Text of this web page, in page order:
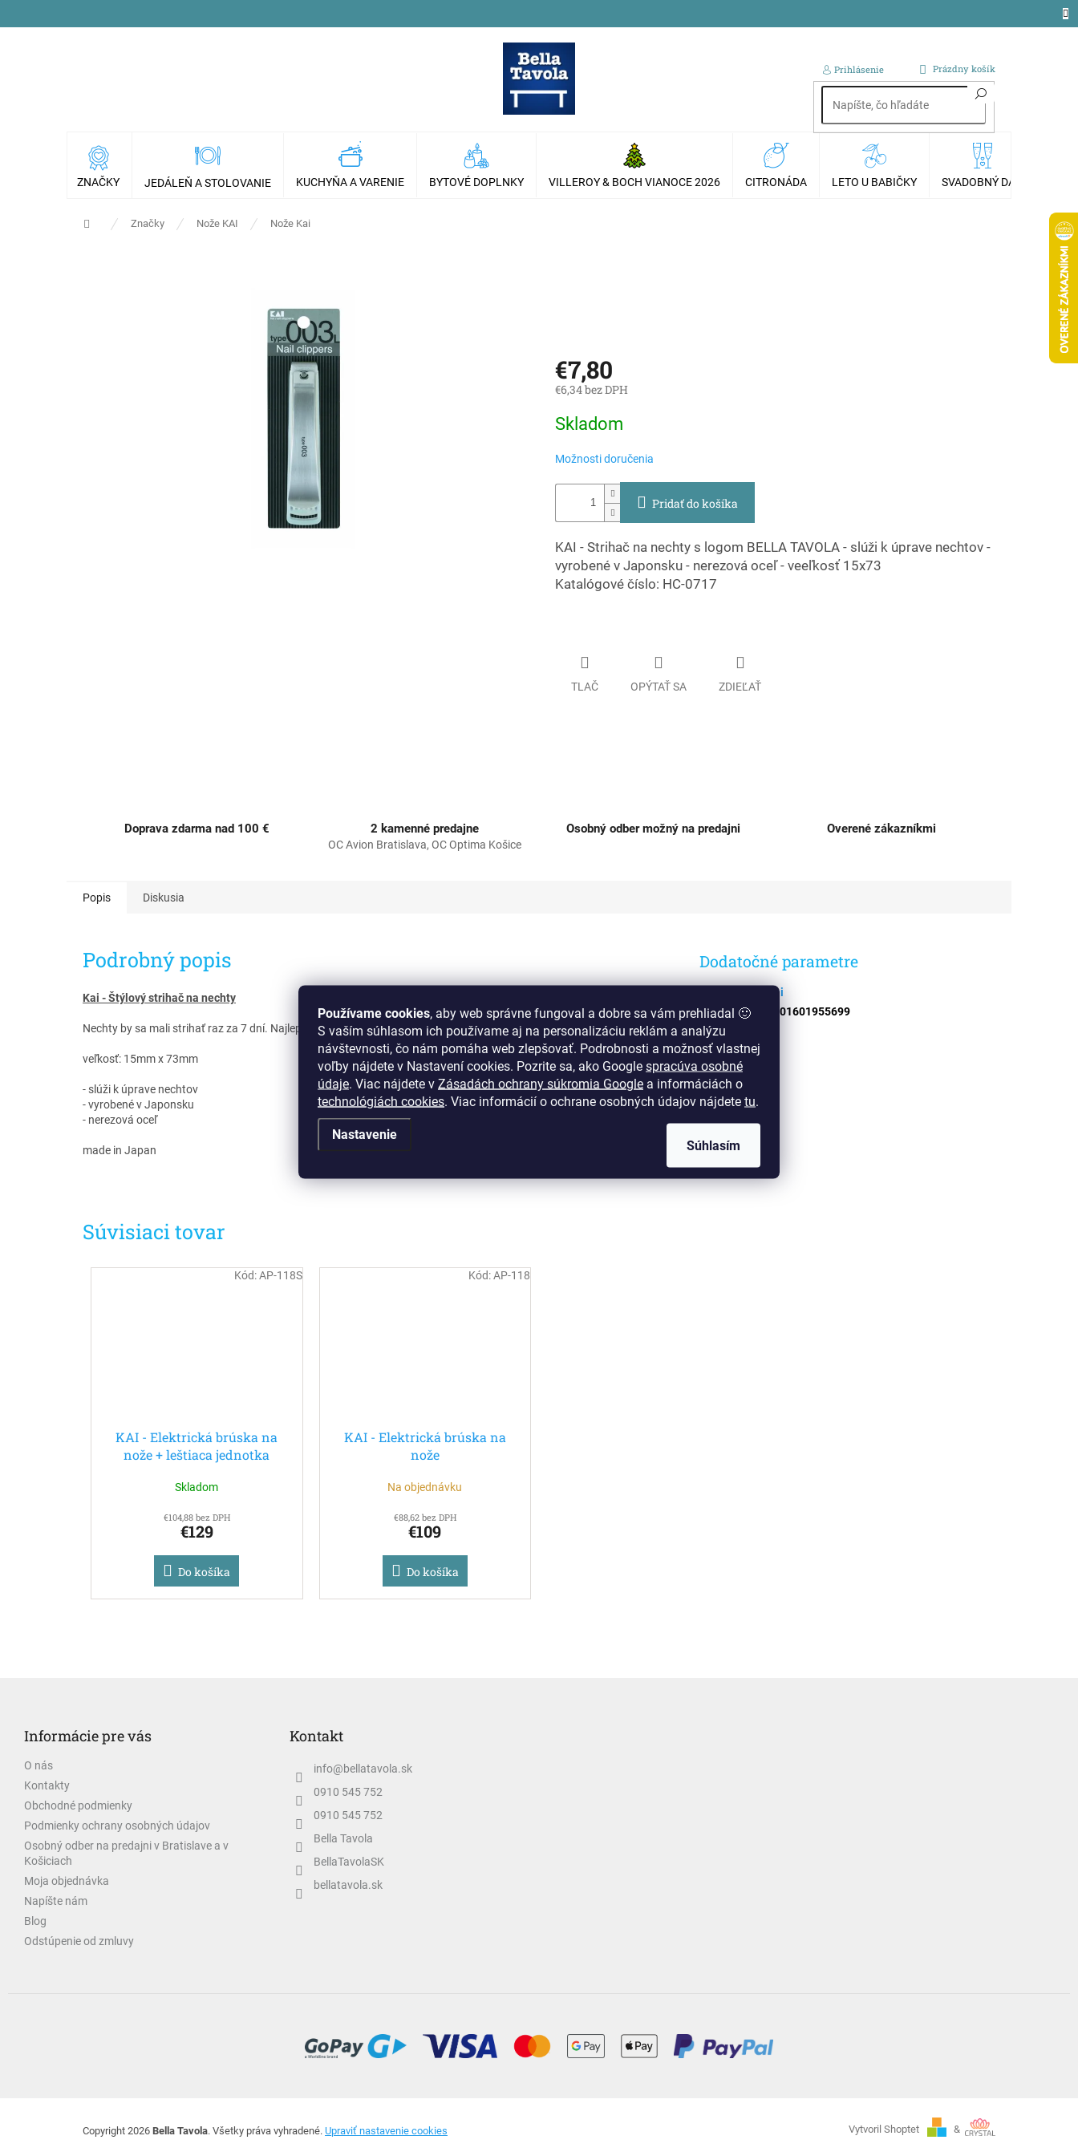
Používame cookies, aby web správne fungoval a dobre sa vám prehliadal 🙂
S vaším súhlasom ich používame aj na personalizáciu reklám a analýzu
návštevnosti, čo nám pomáha web zlepšovať. Podrobnosti a možnosť vlastnej
voľby nájdete v Nastavení cookies. Pozrite sa, ako Google spracúva osobné
údaje. Viac nájdete v Zásadách ochrany súkromia Google a informáciách o
technológiách cookies. Viac informácií o ochrane osobných údajov nájdete tu.
Nastavenie
Súhlasím
Prihlásenie
NÁKUPNÝ
KOŠÍK
Prázdny košík
ZNAČKY JEDÁLEŇ A STOLOVANIE KUCHYŇA A VARENIE BYTOVÉ DOPLNKY VILLEROY & BOCH VIANOCE 2026 CITRONÁDA LETO U BABIČKY SVADOBNÝ DAR
Domov Značky Nože KAI Nože Kai
€7,80
€6,34 bez DPH
cena:
Skladom
Možnosti doručenia
Pridať do košíka
KAI - Strihač na nechty s logom BELLA TAVOLA - slúži k úprave nechtov -
vyrobené v Japonsku - nerezová oceľ - veeľkosť 15x73
Katalógové číslo: HC-0717
TLAČ OPÝTAŤ SA ZDIEĽAŤ
Doprava zdarma nad 100 € 2 kamenné predajne
OC Avion Bratislava, OC Optima Košice
Osobný odber možný na predajni Overené zákazníkmi
Súvisiaci tovar
KAI - Elektrická brúska na
nože + leštiaca jednotka
Skladom
€104,88 bez DPH
€129
Do košíka
Kód:AP-118S
KAI - Elektrická brúska na
nože
Na objednávku
€88,62 bez DPH
€109
Do košíka
Kód:AP-118
Popis Diskusia
Podrobný popis
Kai - Štýlový strihač na nechty
Nechty by sa mali strihať raz za 7 dní. Najlepšie sa strihajú nechty po kúpeli alebo po umytí rúk.
veľkosť: 15mm x 73mm
- slúži k úprave nechtov
- vyrobené v Japonsku
- nerezová oceľ
made in Japan
Dodatočné parametre
Kai
EAN: 4901601955699
Informácie pre vás
O nás
Kontakty
Obchodné podmienky
Podmienky ochrany osobných údajov
Osobný odber na predajni v Bratislave a v
Košiciach
Moja objednávka
Napíšte nám
Blog
Odstúpenie od zmluvy
Kontakt
info@bellatavola.sk
0910 545 752
0910 545 752
Bella Tavola
BellaTavolaSK
bellatavola.sk
Vytvoril Shoptet &
Copyright 2026 Bella Tavola. Všetky práva vyhradené. Upraviť nastavenie cookies